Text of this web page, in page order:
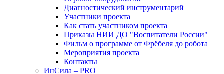
Диагностический инструментарий
Участники проекта
Как стать участником проекта
Приказы НИИ ДО "Воспитатели России"
Фильм о программе от Фрёбеля до робота
Мероприятия проекта
Контакты
ИнСила – PRO